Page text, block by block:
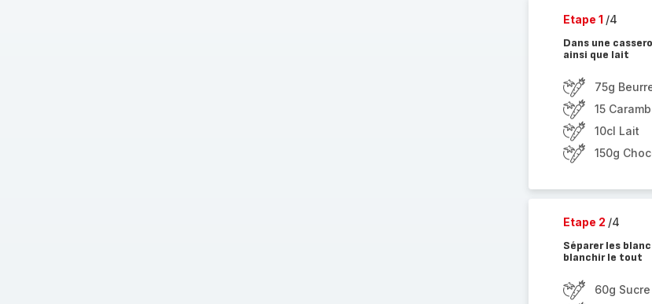
Etape 1 /4
Dans une
ainsi que lait
75g
15
10cl Lait
150g
Etape 2 /4
Séparer les
blanchir le tout
60g Sucre